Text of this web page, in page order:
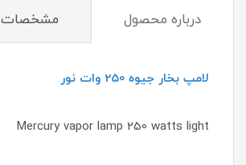
درباره محصول مشخصات
لامپ بخار جیوه 250 وات نور
Mercury vapor lamp 250 watts light